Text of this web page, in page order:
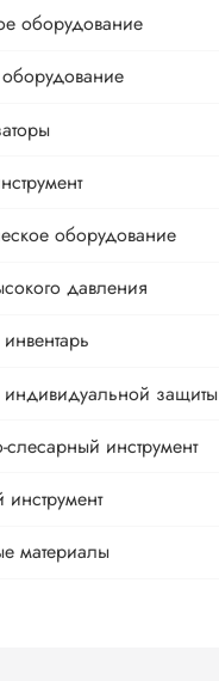
оборудование
оборудование
давления
индивидуальной защиты
слесарный инструмент
материалы